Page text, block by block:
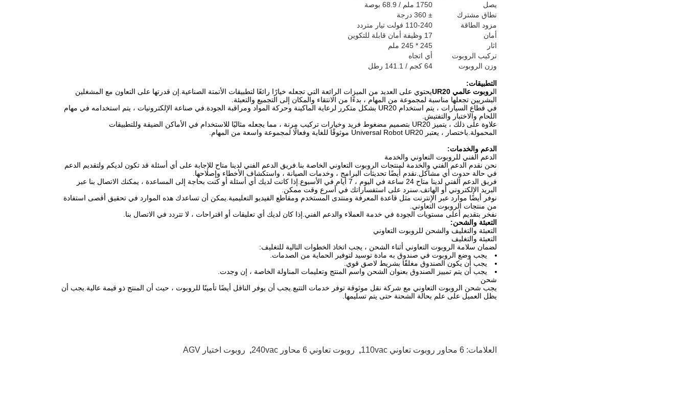
يصل
1750 ملم / 68.9 بوصة
نطاق مشترك
± 360 درجة
مزود الطاقة
110-240 فولت تيار متردد
أمان
17 وظيفة أمان قابلة للتكوين
اثار
245 * 245 ملم
تركيب الروبوت
أي اتجاه
وزن الروبوت
64 كجم / 141.1 رطل
التطبيقات:
الروبوت عالمي UR20
يحتوي على العديد من الميزات الرائعة التي تجعله خيارًا رائعًا لتطبيقات الأتمتة الصناعية.إن قدرتها على التعاون مع المشغلين
البشريين تجعلها مناسبة لمجموعة من المهام ، بدءًا من الانتقاء والمكان إلى التجميع والتعبئة.
في قطاع السيارات ، يتم استخدام UR20 بشكل متكرر لرعاية الماكينة وحركة المواد ومراقبة الجودة.في صناعة الإلكترونيات ، يتم استخدامه في مهام
اللحام والاختبار والتفتيش.
علاوة على ذلك ، يتميز UR20 بتصميم مضغوط فريد وخيارات تركيب مرنة ، مما يجعله مثاليًا للاستخدام في الأماكن الضيقة وللتطبيقات
المحمولة.باختصار ، يعتبر Universal Robot UR20 موثوقًا للغاية وفعالًا لمجموعة واسعة من المهام.
الدعم والخدمات:
الدعم الفني للروبوت التعاوني والخدمة
نحن نقدم الدعم الفني والخدمة لمنتجات الروبوت التعاوني الخاصة بنا.فريق الدعم الفني لدينا متاح للإجابة على أي أسئلة قد تكون لديكم ولتقديم الدعم
في حالة حدوث أي مشاكل.نقدم أيضًا تحديثات البرامج ، وخدمات الصيانة ، واستكشاف الأخطاء وإصلاحها.
فريق الدعم الفني لدينا متاح 24 ساعة في اليوم ، 7 أيام في الأسبوع.إذا كانت لديك أي أسئلة أو كنت بحاجة إلى المساعدة ، يمكنك الاتصال بنا عبر
البريد الإلكتروني أو الهاتف.سنرد على استفساراتك في أسرع وقت ممكن.
نوفر أيضًا موارد عبر الإنترنت مثل قاعدة المعرفة ومنتدى المستخدم ومقاطع الفيديو التعليمية.يمكن أن تساعدك هذه الموارد في تحقيق أقصى استفادة
من منتجات الروبوت التعاوني.
نفخر بتقديم أعلى مستويات الجودة في خدمة العملاء والدعم الفني.إذا كان لديك أي تعليقات أو اقتراحات ، لا تتردد في الاتصال بنا.
التعبئة والشحن:
التعبئة والتغليف والشحن للروبوت التعاوني
التعبئة والتغليف
لضمان سلامة الروبوت التعاوني أثناء الشحن ، يجب اتخاذ الخطوات التالية للتغليف:
يجب وضع الروبوت في صندوق به مادة توسيد لتوفير الحماية من الصدمات.
يجب أن يكون الصندوق مغلقًا بشريط لاصق قوي.
يجب أن يتم تمييز الصندوق بعنوان الشحن واسم المنتج وتعليمات المناولة الخاصة ، إن وجدت.
شحن
يجب شحن الروبوت التعاوني مع شركة نقل موثوقة توفر خدمات التتبع.يجب أن يوفر الناقل أيضًا تأمينًا للروبوت ، حيث أن المنتج ذو قيمة عالية.يجب أن
يظل العميل على علم بحالة الشحنة حتى يتم تسليمها.
العلامات: 6 محاور روبوت تعاوني 110vac , روبوت تعاوني 6 محاور 240vac , روبوت اختيار AGV